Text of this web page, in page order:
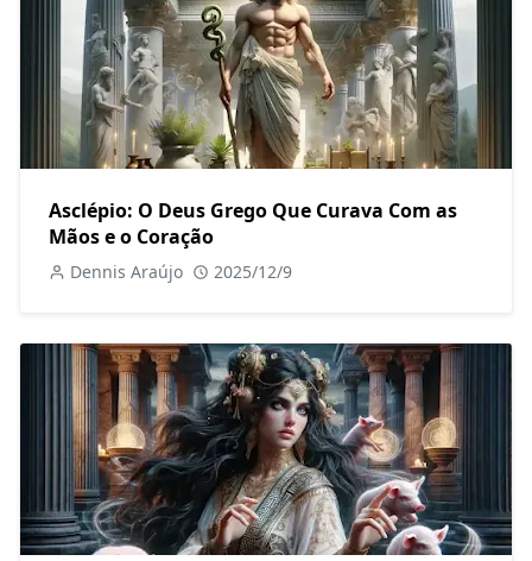
Asclépio: O Deus Grego Que Curava Com as
Mãos e o Coração
Dennis Araújo 2025/12/9